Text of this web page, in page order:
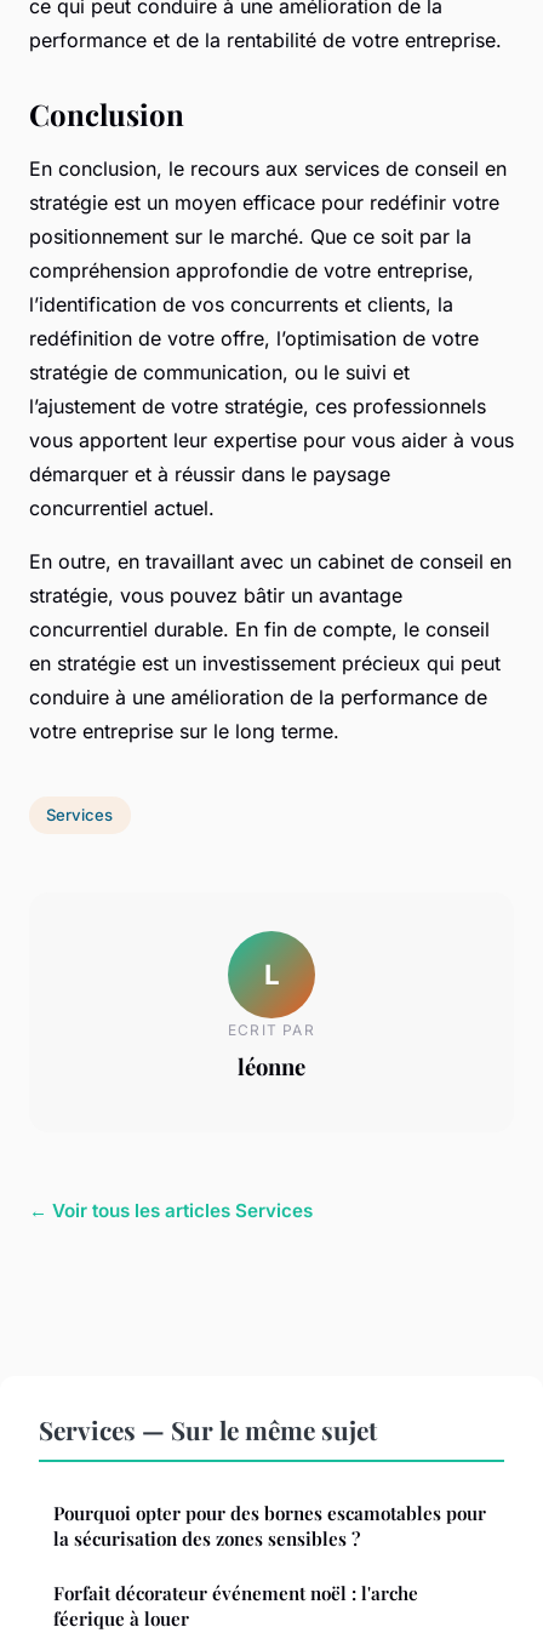
ce qui peut conduire à une amélioration de la
performance et de la rentabilité de votre entreprise.
Conclusion
En conclusion, le recours aux services de conseil en
stratégie est un moyen efficace pour redéfinir votre
positionnement sur le marché. Que ce soit par la
compréhension approfondie de votre entreprise,
l’identification de vos concurrents et clients, la
redéfinition de votre offre, l’optimisation de votre
stratégie de communication, ou le suivi et
l’ajustement de votre stratégie, ces professionnels
vous apportent leur expertise pour vous aider à vous
démarquer et à réussir dans le paysage
concurrentiel actuel.
En outre, en travaillant avec un cabinet de conseil en
stratégie, vous pouvez bâtir un avantage
concurrentiel durable. En fin de compte, le conseil
en stratégie est un investissement précieux qui peut
conduire à une amélioration de la performance de
votre entreprise sur le long terme.
Services
L
ECRIT PAR
léonne
← Voir tous les articles Services
Services — Sur le même sujet
Pourquoi opter pour des bornes escamotables pour
la sécurisation des zones sensibles ?
Forfait décorateur événement noël : l'arche
féerique à louer